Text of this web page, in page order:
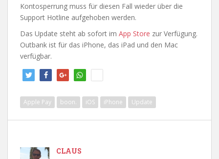
Kontosperrung muss für diesen Fall wieder über die
Support Hotline aufgehoben werden.
Das Update steht ab sofort im App Store zur Verfügung.
Outbank ist für das iPhone, das iPad und den Mac
verfügbar.
ern n
Apple Pay boon. iOS iPhone Update
CLAUS